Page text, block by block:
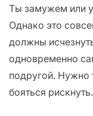
Ты замужем или
Однако это
должны
одновременно
подругой. Нужно
бояться рискнуть.